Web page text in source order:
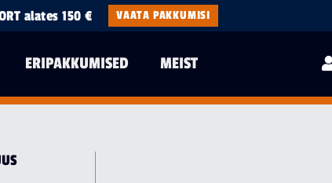
alates 150 € VAATA PAKKUMISI
ERIPAKKUMISED MEIST